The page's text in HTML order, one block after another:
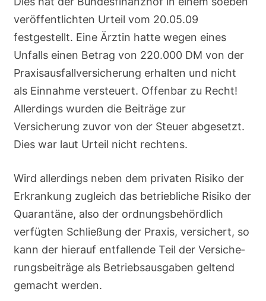
veröffentlichten Urteil vom 20.05.09
festgestellt. Eine Ärztin hatte wegen eines
Unfalls einen Betrag von 220.000 DM von der
Praxisausfallversicherung erhalten und nicht
als Einnahme versteuert. Offenbar zu Recht!
Allerdings wurden die Beiträge zur
Versicherung zuvor von der Steuer abgesetzt.
Dies war laut Urteil nicht rechtens.
Wird allerdings neben dem privaten Risiko der
Erkrankung zugleich das betriebliche Risiko der
Quarantäne, also der ordnungsbehörd­lich
verfügten Schließung der Praxis, versichert, so
kann der hierauf entfallende Teil der Versiche­
rungsbeiträge als Betriebsausgaben geltend
gemacht werden.